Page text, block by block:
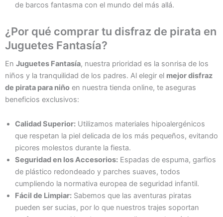
de barcos fantasma con el mundo del más allá.
¿Por qué comprar tu disfraz de pirata en
Juguetes Fantasía?
En Juguetes Fantasía, nuestra prioridad es la sonrisa de los
niños y la tranquilidad de los padres. Al elegir el mejor disfraz
de pirata para niño en nuestra tienda online, te aseguras
beneficios exclusivos:
Calidad Superior: Utilizamos materiales hipoalergénicos
que respetan la piel delicada de los más pequeños, evitando
picores molestos durante la fiesta.
Seguridad en los Accesorios: Espadas de espuma, garfios
de plástico redondeado y parches suaves, todos
cumpliendo la normativa europea de seguridad infantil.
Fácil de Limpiar: Sabemos que las aventuras piratas
pueden ser sucias, por lo que nuestros trajes soportan